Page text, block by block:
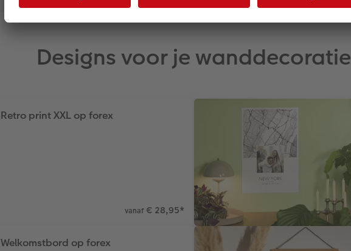
Designs voor je wanddecoratie
Retro print XXL op forex
vanaf € 28,95*
Welkomstbord op forex